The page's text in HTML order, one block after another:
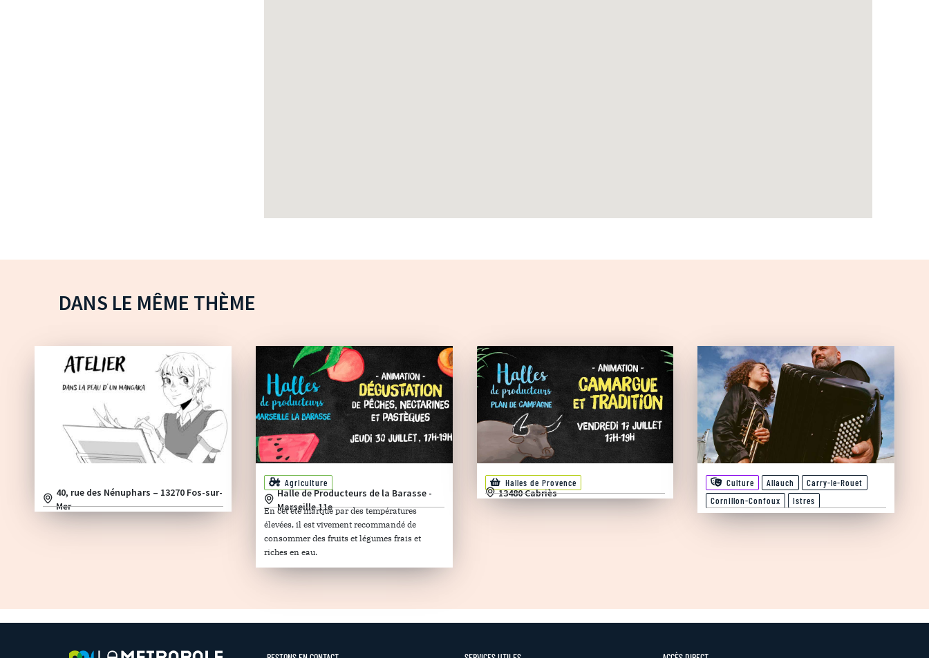
DANS LE MÊME THÈME
40, rue des Nénuphars – 13270 Fos-sur-
Mer
Agriculture
Halle de Producteurs de la Barasse -
Marseille 11e
En cet été marqué par des températures
élevées, il est vivement recommandé de
consommer des fruits et légumes frais et
riches en eau.
Halles de Provence
13480 Cabriès
Culture Allauch
Carry-le-Rouet
Cornillon-Confoux
Istres